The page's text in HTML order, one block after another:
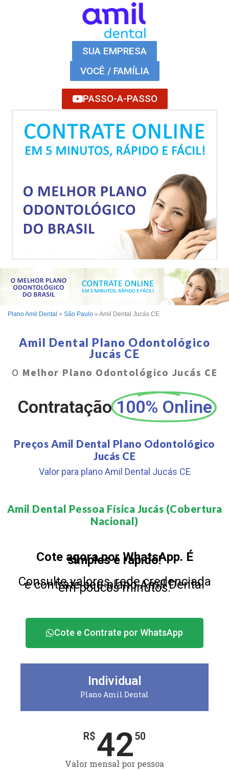
SUA EMPRESA
VOCÊ / FAMÍLIA
PASSO-A-PASSO
Plano Amil Dental » São Paulo » Amil Dental Jucás CE
Amil Dental Plano Odontológico
Jucás CE
O Melhor Plano Odontológico Jucás CE
Contratação 100% Online
Preços Amil Dental Plano Odontológico
Jucás CE
Valor para plano Amil Dental Jucás CE
Amil Dental Pessoa Física Jucás (Cobertura
Nacional)​
Cote agora por WhatsApp. É
simples e rápido!
Consulte valores, rede credenciada
e contrate seu plano Amil Dental
em poucos minutos.
Cote e Contrate por WhatsApp
Individual
Plano Amil Dental
R$4250
Valor mensal por pessoa